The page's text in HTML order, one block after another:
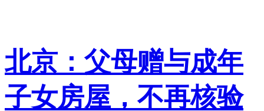
北京：父母赠与成年
子女房屋，不再核验